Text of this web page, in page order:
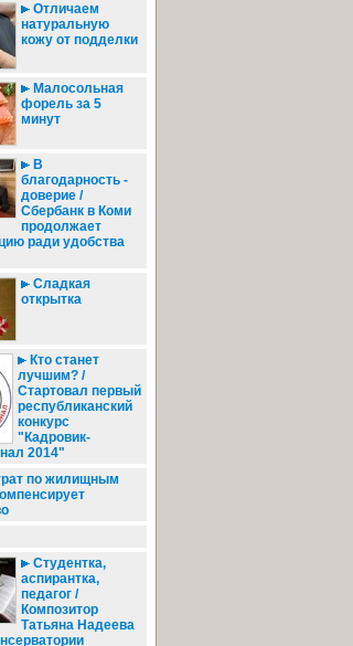
Отличаем
натуральную
кожу от подделки
Малосольная
форель за 5
минут
В
благодарность -
доверие /
Сбербанк в Коми
продолжает
ради удобства
Сладкая
открытка
Кто станет
лучшим? /
Стартовал первый
республиканский
конкурс
"Кадровик-
2014"
по жилищным
Студентка,
аспирантка,
педагог /
Композитор
Татьяна Надеева